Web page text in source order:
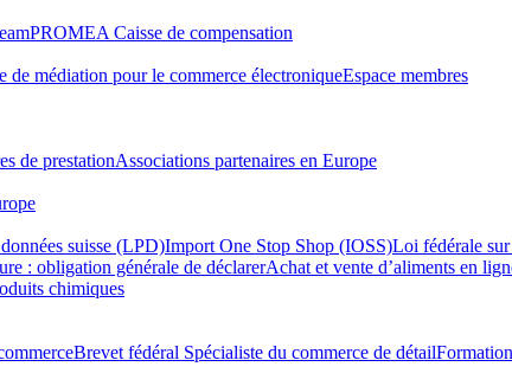
PROMEA Caisse de compensation
de médiation pour le commerce électroniqueEspace membres
de prestationAssociations partenaires en Europe
suisse (LPD)Import One Stop Shop (IOSS)Loi fédérale
: obligation générale de déclarerAchat et vente d’aliments en
chimiques
Brevet fédéral Spécialiste du commerce de détail